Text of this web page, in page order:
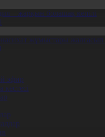
– жарқын болашақ кепілі
жұмыстары
эфир
кестесі